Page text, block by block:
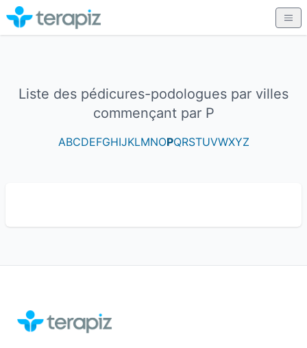
Liste des pédicures-podologues par villes
commençant par P
ABCDEFGHIJKLMNOPQRSTUVWXYZ